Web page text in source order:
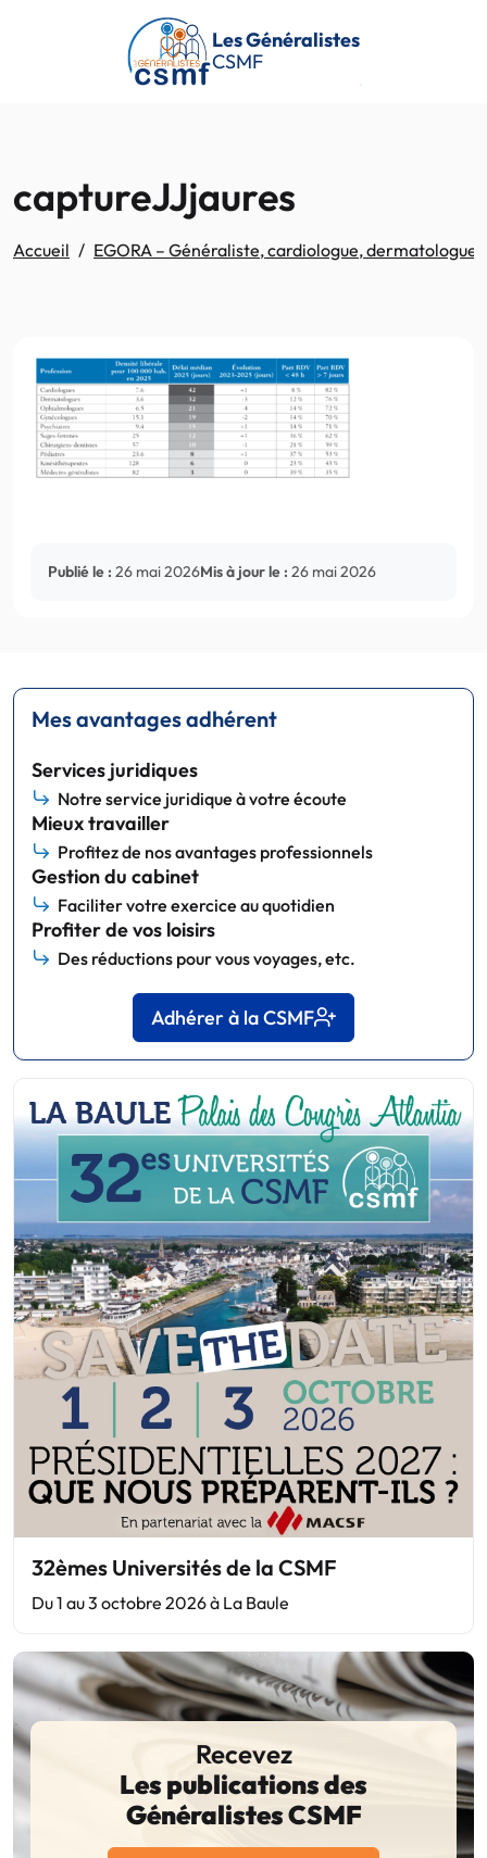
Passer au contenu principal
Les Généralistes
CSMF
captureJJjaures
Accueil EGORA – Généraliste, cardiologue,
Publié le : 26 mai 2026Mis à jour le : 26 mai 2026
Mes avantages adhérent
Services juridiques
Notre service juridique à votre écoute
Mieux travailler
Profitez de nos avantages professionnels
Gestion du cabinet
Faciliter votre exercice au quotidien
Profiter de vos loisirs
Des réductions pour vous voyages, etc.
Adhérer à la CSMF
32èmes Universités de la CSMF
Du 1 au 3 octobre 2026 à La Baule
Recevez
Les publications des
Généralistes CSMF